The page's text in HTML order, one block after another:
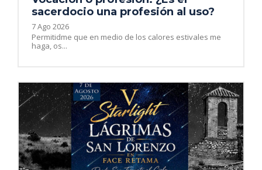
sacerdocio una profesión al uso?
7 Ago 2026
Permitidme que en medio de los calores estivales me
haga, os...